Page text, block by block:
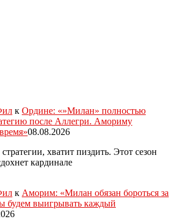
к Ордине: «»Милан» полностью
после Аллегри. Амориму
08.08.2026
хватит пиздить. Этот сезон
кардинале
к Аморим: «Милан обязан бороться за
будем выигрывать каждый